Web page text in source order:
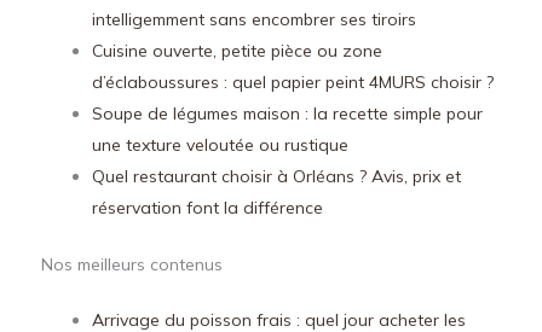
intelligemment sans encombrer ses tiroirs
Cuisine ouverte, petite pièce ou zone
d’éclaboussures : quel papier peint 4MURS choisir ?
Soupe de légumes maison : la recette simple pour
une texture veloutée ou rustique
Quel restaurant choisir à Orléans ? Avis, prix et
réservation font la différence
Nos meilleurs contenus
Arrivage du poisson frais : quel jour acheter les